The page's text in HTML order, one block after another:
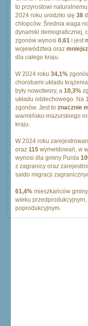
to przyrostowi naturalnemu
2024 roku urodziło się 38
chłopców. Średnia waga
dynamiki demograficznej,
zgonów wynosi 0,61 i jest
województwa oraz
dla całego kraju.
W 2024 roku 34,1%
chorobami układu
były nowotwory, a 10,3%
układu oddechowego. Na
zgonów. Jest to znacznie
warmińsko-mazurskiego
kraju.
W 2024 roku
oraz 115 wymeldowań, w
wynosi dla gminy Purda
z zagranicy oraz
saldo migracji
61,4% mieszkańców
wieku przedprodukcyjnym,
poprodukcyjnym.